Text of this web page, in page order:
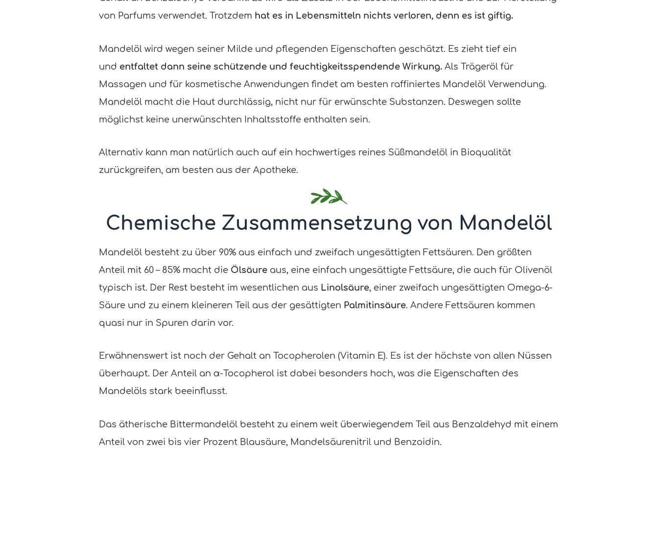
von Parfums verwendet. Trotzdem hat es in Lebensmitteln nichts verloren, denn es ist giftig.
Mandelöl wird wegen seiner Milde und pflegenden Eigenschaften geschätzt. Es zieht tief ein
und entfaltet dann seine schützende und feuchtigkeitsspendende Wirkung. Als Trägeröl für
Massagen und für kosmetische Anwendungen findet am besten raffiniertes Mandelöl Verwendung.
Mandelöl macht die Haut durchlässig, nicht nur für erwünschte Substanzen. Deswegen sollte
möglichst keine unerwünschten Inhaltsstoffe enthalten sein.
Alternativ kann man natürlich auch auf ein hochwertiges reines Süßmandelöl in Bioqualität
zurückgreifen, am besten aus der Apotheke.
Chemische Zusammensetzung von Mandelöl
Mandelöl besteht zu über 90% aus einfach und zweifach ungesättigten Fettsäuren. Den größten
Anteil mit 60 – 85% macht die Ölsäure aus, eine einfach ungesättigte Fettsäure, die auch für Olivenöl
typisch ist. Der Rest besteht im wesentlichen aus Linolsäure, einer zweifach ungesättigten Omega-6-
Säure und zu einem kleineren Teil aus der gesättigten Palmitinsäure. Andere Fettsäuren kommen
quasi nur in Spuren darin vor.
Erwähnenswert ist noch der Gehalt an Tocopherolen (Vitamin E). Es ist der höchste von allen Nüssen
überhaupt. Der Anteil an α-Tocopherol ist dabei besonders hoch, was die Eigenschaften des
Mandelöls stark beeinflusst.
Das ätherische Bittermandelöl besteht zu einem weit überwiegendem Teil aus Benzaldehyd mit einem
Anteil von zwei bis vier Prozent Blausäure, Mandelsäurenitril und Benzoidin.